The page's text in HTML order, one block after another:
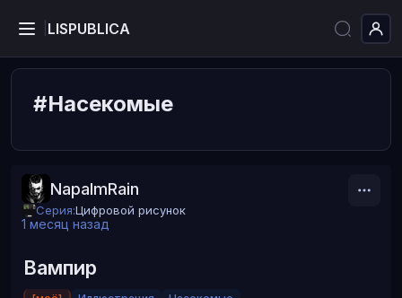
LISPUBLICA
#Насекомые
NapalmRain
Серия:Цифровой рисунок
1 месяц назад
Вампир